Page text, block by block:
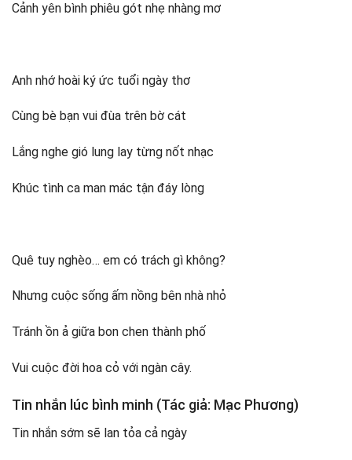
Cảnh yên bình phiêu gót nhẹ nhàng mơ
Anh nhớ hoài ký ức tuổi ngày thơ
Cùng bè bạn vui đùa trên bờ cát
Lắng nghe gió lung lay từng nốt nhạc
Khúc tình ca man mác tận đáy lòng
Quê tuy nghèo… em có trách gì không?
Nhưng cuộc sống ấm nồng bên nhà nhỏ
Tránh ồn ả giữa bon chen thành phố
Vui cuộc đời hoa cỏ với ngàn cây.
Tin nhắn lúc bình minh (Tác giả: Mạc Phương)
Tin nhắn sớm sẽ lan tỏa cả ngày